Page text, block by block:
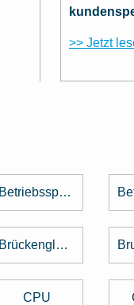
>> Jetzt
Betriebsspannung
Brückengleichrichter
CPU